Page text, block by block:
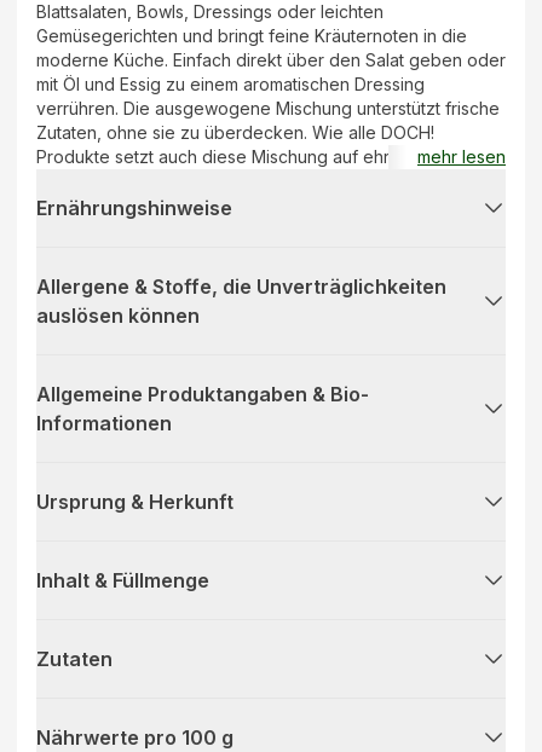
Blattsalaten, Bowls, Dressings oder leichten
Gemüsegerichten und bringt feine Kräuternoten in die
moderne Küche. Einfach direkt über den Salat geben oder
mit Öl und Essig zu einem aromatischen Dressing
verrühren. Die ausgewogene Mischung unterstützt frische
Zutaten, ohne sie zu überdecken. Wie alle DOCH!
Produkte setzt auch diese Mischung auf ehrliche Zutaten
DOCH! Frische Würze für jeden Salat.
mehr lesen
Ernährungshinweise
Allergene & Stoffe, die Unverträglichkeiten
auslösen können
Allgemeine Produktangaben & Bio-
Informationen
Ursprung & Herkunft
Inhalt & Füllmenge
Zutaten
Nährwerte pro 100 g